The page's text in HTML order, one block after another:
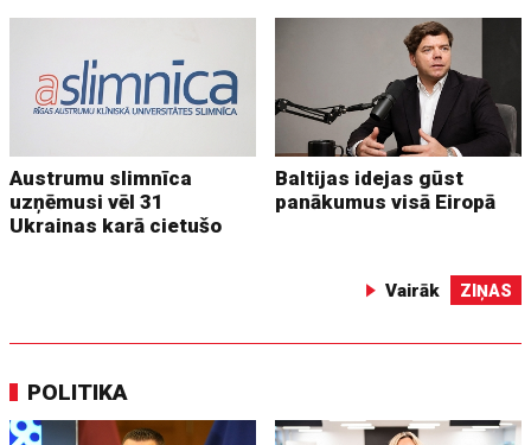
Austrumu slimnīca
uzņēmusi vēl 31
Ukrainas karā cietušo
Baltijas idejas gūst
panākumus visā Eiropā
Vairāk ZIŅAS
POLITIKA